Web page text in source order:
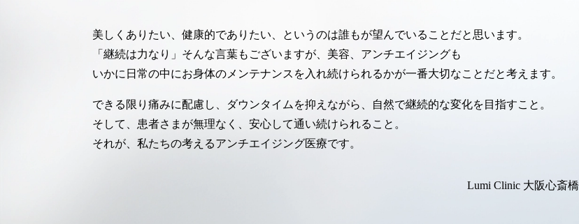
美しくありたい、健康的でありたい、というのは誰もが望んでいることだと思います。
「継続は力なり」そんな言葉もございますが、美容、アンチエイジングも
いかに日常の中にお身体のメンテナンスを入れ続けられるかが一番大切なことだと考えます。
できる限り痛みに配慮し、ダウンタイムを抑えながら、自然で継続的な変化を目指すこと。
そして、患者さまが無理なく、安心して通い続けられること。
それが、私たちの考えるアンチエイジング医療です。
Lumi Clinic 大阪心斎橋